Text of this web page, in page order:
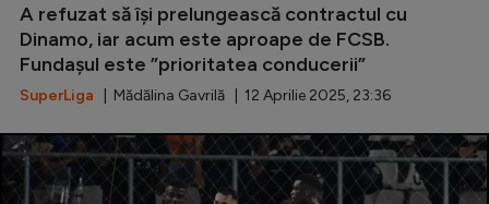
Intră în cont
Creează cont
A refuzat să își prelungească contractul cu
Dinamo, iar acum este aproape de FCSB.
Fundașul este ”prioritatea conducerii”
SuperLiga | Mădălina Gavrilă | 12 Aprilie 2025, 23:36